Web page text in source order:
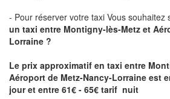
- Pour réserver votre taxi Vous souhaitez
un taxi entre Montigny-lès-Metz et
Lorraine ?
Le prix approximatif en taxi entre
Aéroport de Metz-Nancy-Lorraine est
jour et entre 61€ - 65€ tarif nuit